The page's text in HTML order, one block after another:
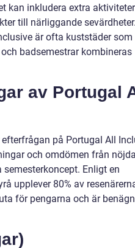
kan inkludera extra
till närliggande
är ofta kuststäder som
badsemestrar kombineras
av Portugal
på Portugal All
och omdömen från
Enligt en
upplever 80% av
för pengarna och är